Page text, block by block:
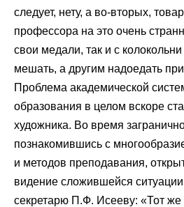
следует, нету, а во-вторых,
профессора на это очень
свои медали, так и с
мешать, а другим надоедать
Проблема академической
образования в целом вскоре
художника. Во время
познакомившись с
и методов преподавания,
видение сложившейся
секретарю П.Ф. Исееву: «Тот же